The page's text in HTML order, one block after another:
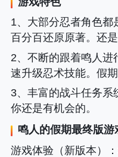
1、大部分忍者角色都
百分百还原原著。还
2、不断的跟着鸣人进
速升级忍术技能。假
3、丰富的战斗任务系
你还是有机会的。
鸣人的假期最终版游
游戏体验（新版本）